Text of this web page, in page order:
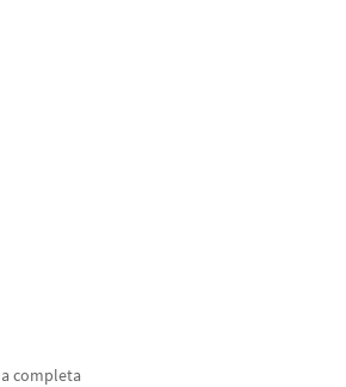
completa